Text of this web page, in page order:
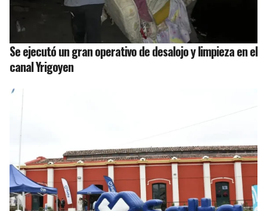
Se ejecutó un gran operativo de desalojo y limpieza en el
canal Yrigoyen